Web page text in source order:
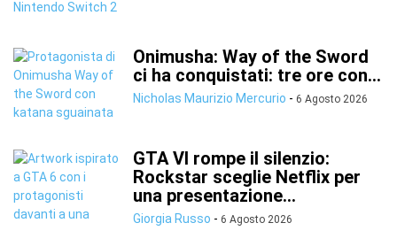
Onimusha: Way of the Sword
ci ha conquistati: tre ore con...
Nicholas Maurizio Mercurio - 6 Agosto 2026
GTA VI rompe il silenzio:
Rockstar sceglie Netflix per
una presentazione...
Giorgia Russo - 6 Agosto 2026